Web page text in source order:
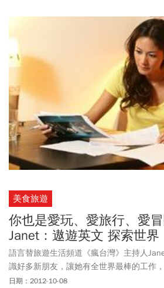
美食旅遊
你也是愛玩、愛旅行、愛
Janet：遨遊英文 探索世界
語言替旅遊生活頻道《瘋台灣》主持人
識好多新朋友，讓她有全世界最棒的工作
胸，嘗試各種嶄新的體驗。
日期：2012-10-08